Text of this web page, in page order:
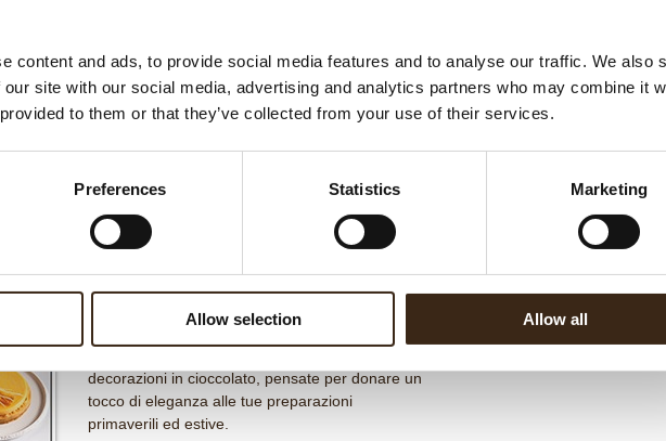
content and ads, to provide social media features and to analyse our traffic. We also
site with our social media, advertising and analytics partners who may combine it
to them or that they’ve collected from your use of their services.
Preferences Statistics Marketing
Allow selection Allow all
Download pdf (9.54MB)
include Pasqua, Primavera, Celebrazioni estive,
Primavera & Estate 2025
decorazioni in cioccolato, pensate per donare un
tocco di eleganza alle tue preparazioni
primaverili ed estive.